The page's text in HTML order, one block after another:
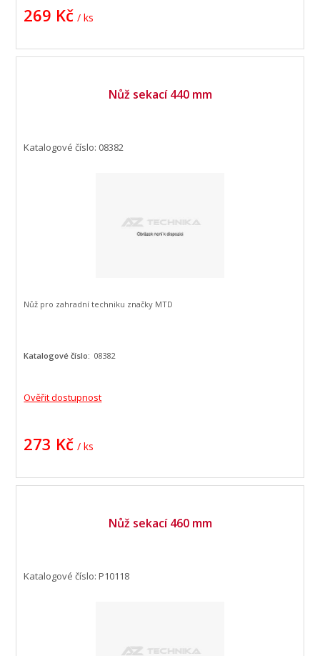
269 Kč / ks
Nůž sekací 440 mm
Katalogové číslo: 08382
Ověřit dostupnost
273 Kč / ks
Nůž pro zahradní techniku značky MTD
Katalogové číslo:08382
Nůž sekací 460 mm
Katalogové číslo: P10118